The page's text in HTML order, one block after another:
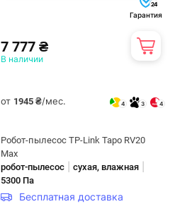
24
Гарантия
7 777 ₴
В наличии
от 1945 ₴/мес. 4 3 4
Робот-пылесос TP-Link Tapo RV20
Max
робот-пылесос |сухая, влажная
5300 Па
Бесплатная доставка